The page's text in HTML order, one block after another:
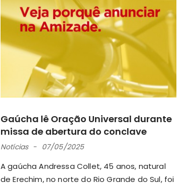
Gaúcha lê Oração Universal durante
missa de abertura do conclave
Notícias 07/05/2025
A gaúcha Andressa Collet, 45 anos, natural
de Erechim, no norte do Rio Grande do Sul, foi